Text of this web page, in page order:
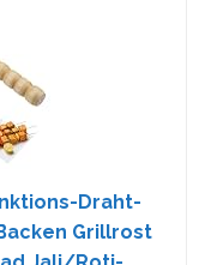
Draht-
Grillrost